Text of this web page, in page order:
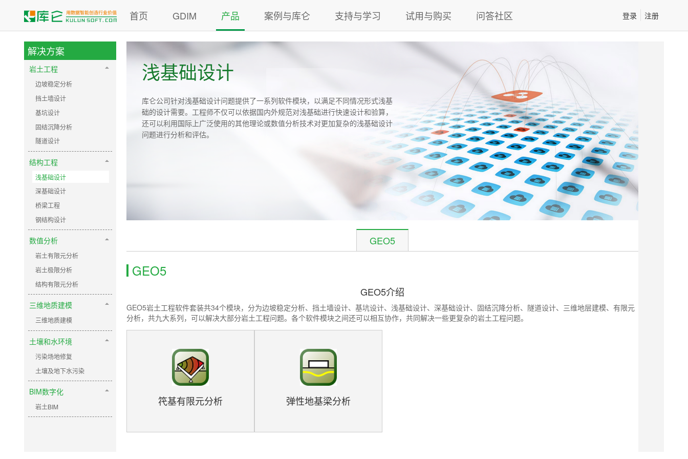
首页 GDIM 产品 案例与库仑 支持与学习 试用与购买 问答社区 登录 注册
解决方案
岩土工程
边坡稳定分析
挡土墙设计
基坑设计
固结沉降分析
隧道设计
结构工程
浅基础设计
深基础设计
桥梁工程
钢结构设计
数值分析
岩土有限元分析
岩土极限分析
结构有限元分析
三维地质建模
三维地质建模
土壤和水环境
污染场地修复
土壤及地下水污染
BIM数字化
岩土BIM
浅基础设计
库仑公司针对浅基础设计问题提供了一系列软件模块，以满足不同情况形式浅基
础的设计需要。工程师不仅可以依据国内外规范对浅基础进行快速设计和验算，
还可以利用国际上广泛使用的其他理论或数值分析技术对更加复杂的浅基础设计
问题进行分析和评估。
GEO5
GEO5
GEO5介绍
GEO5岩土工程软件套装共34个模块，分为边坡稳定分析、挡土墙设计、基坑设计、浅基础设计、深基础设计、固结沉降分析、隧道设计、三维地层建模、有限元
分析，共九大系列，可以解决大部分岩土工程问题。各个软件模块之间还可以相互协作，共同解决一些更复杂的岩土工程问题。
笩基有限元分析 弹性地基梁分析